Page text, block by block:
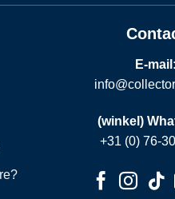
E-mail:
(winkel)
+31 (0) 76-